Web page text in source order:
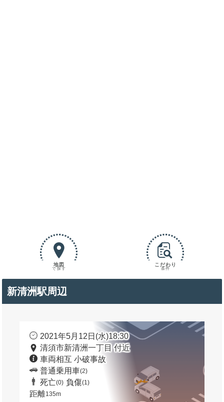
地図
で探す
こだわり
条件
新清洲駅周辺
2021年5月12日(水)18:30
清須市新清洲一丁目 付近
車両相互 小破事故
普通乗用車(2)
死亡(0) 負傷(1)
距離135m